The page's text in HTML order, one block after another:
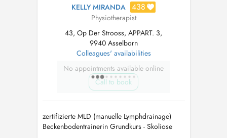
KELLY MIRANDA 438
Physiotherapist
43, Op Der Strooss, APPART. 3,
9940 Asselborn
Colleagues' availabilities
No appointments available online
Call to book
zertifizierte MLD (manuelle Lymphdrainage)
Beckenbodentrainerin Grundkurs - Skoliose